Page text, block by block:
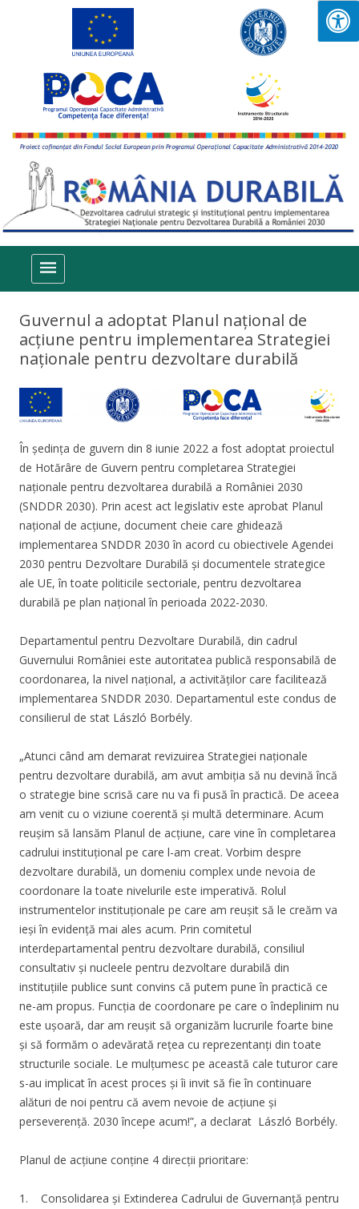
Guvernul a adoptat Planul național de
acțiune pentru implementarea Strategiei
naționale pentru dezvoltare durabilă
În ședința de guvern din 8 iunie 2022 a fost adoptat proiectul
de Hotărâre de Guvern pentru completarea Strategiei
naţionale pentru dezvoltarea durabilă a României 2030
(SNDDR 2030). Prin acest act legislativ este aprobat Planul
național de acțiune, document cheie care ghidează
implementarea SNDDR 2030 în acord cu obiectivele Agendei
2030 pentru Dezvoltare Durabilă și documentele strategice
ale UE, în toate politicile sectoriale, pentru dezvoltarea
durabilă pe plan național în perioada 2022-2030.
Departamentul pentru Dezvoltare Durabilă, din cadrul
Guvernului României este autoritatea publică responsabilă de
coordonarea, la nivel național, a activităților care facilitează
implementarea SNDDR 2030. Departamentul este condus de
consilierul de stat László Borbély.
„Atunci când am demarat revizuirea Strategiei naționale
pentru dezvoltare durabilă, am avut ambiția să nu devină încă
o strategie bine scrisă care nu va fi pusă în practică. De aceea
am venit cu o viziune coerentă și multă determinare. Acum
reușim să lansăm Planul de acțiune, care vine în completarea
cadrului instituțional pe care l-am creat. Vorbim despre
dezvoltare durabilă, un domeniu complex unde nevoia de
coordonare la toate nivelurile este imperativă. Rolul
instrumentelor instituționale pe care am reușit să le creăm va
ieși în evidență mai ales acum. Prin comitetul
interdepartamental pentru dezvoltare durabilă, consiliul
consultativ și nucleele pentru dezvoltare durabilă din
instituțiile publice sunt convins că putem pune în practică ce
ne-am propus. Funcția de coordonare pe care o îndeplinim nu
este ușoară, dar am reușit să organizăm lucrurile foarte bine
și să formăm o adevărată rețea cu reprezentanți din toate
structurile sociale. Le mulțumesc pe această cale tuturor care
s-au implicat în acest proces și îi invit să fie în continuare
alături de noi pentru că avem nevoie de acțiune și
perseverență. 2030 începe acum!”, a declarat László Borbély.
Planul de acțiune conține 4 direcții prioritare:
1. Consolidarea și Extinderea Cadrului de Guvernanță pentru